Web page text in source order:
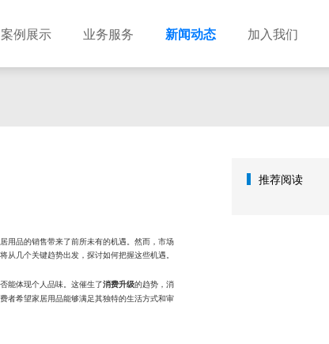
案例展示 业务服务 新闻动态 加入我们
用品的销售带来了前所未有的机遇。然而，市场
几个关键趋势出发，探讨如何把握这些机遇。
能体现个人品味。这催生了消费升级的趋势，消
者希望家居用品能够满足其独特的生活方式和审
推荐阅读